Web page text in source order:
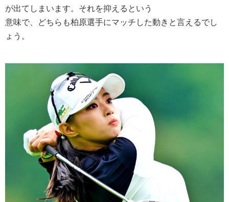
が出てしまいます。それを抑えるという
意味で、どちらも柏原選手にマッチした動きと言えるでし
ょう。